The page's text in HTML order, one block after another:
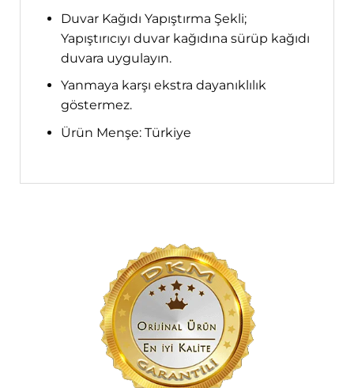
Duvar Kağıdı Yapıştırma Şekli;
Yapıştırıcıyı duvar kağıdına sürüp kağıdı
duvara uygulayın.
Yanmaya karşı ekstra dayanıklılık
göstermez.
Ürün Menşe: Türkiye